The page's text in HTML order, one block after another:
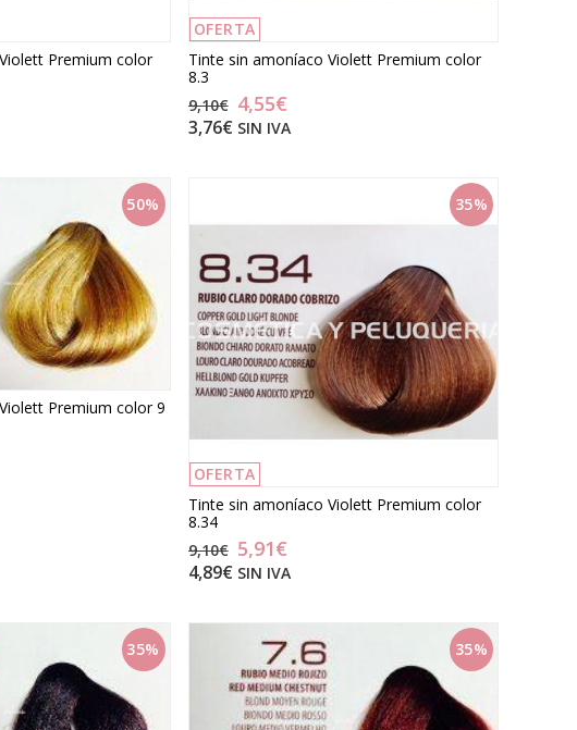
Premium color
OFERTA
Tinte sin amoníaco Violett Premium color
8.3
9,10€ 4,55€
3,76€ SIN IVA
50%
Premium color 9
35%
OFERTA
Tinte sin amoníaco Violett Premium color
8.34
9,10€ 5,91€
4,89€ SIN IVA
35% 35%